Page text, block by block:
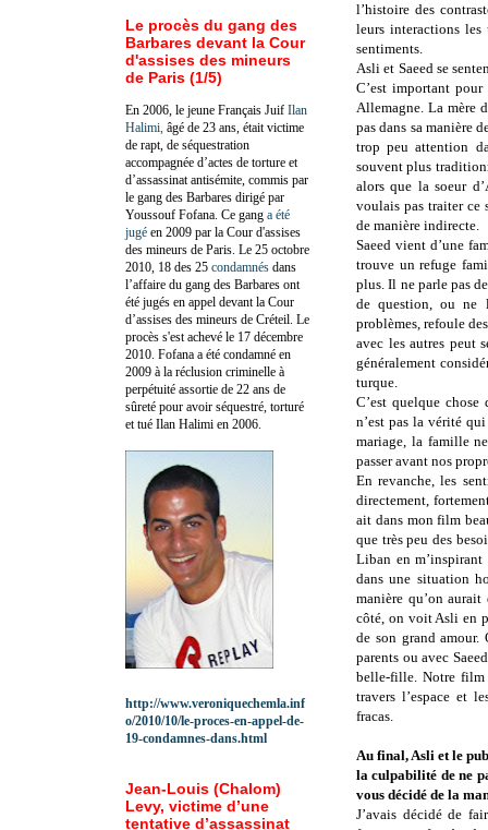
l’histoire des
leurs interactions
sentiments.
Asli et Saeed se
C’est important
Allemagne. La mère
pas dans sa manière
trop peu attention
souvent plus
alors que la soeur
voulais pas traiter ce
de manière indirecte.
Saeed vient d’une
trouve un refuge
plus. Il ne parle pas
de question, ou ne
problèmes, refoule
avec les autres peut
généralement
turque.
C’est quelque
n’est pas la vérité
mariage, la famille
passer avant nos
En revanche, les
directement,
ait dans mon film
que très peu des
Liban en
dans une situation
manière qu’on
côté, on voit Asli en
de son grand amour.
parents ou avec
belle-fille. Notre film
travers l’espace et
fracas.
Au final, Asli et le
la culpabilité de ne
vous décidé de la
J’avais décidé de
Le procès du gang des
Barbares devant la Cour
d'assises des mineurs
de Paris (1/5)
En 2006, le jeune Français Juif Ilan
Halimi, âgé de 23 ans, était victime
de rapt, de séquestration
accompagnée d’actes de torture et
d’assassinat antisémite, commis par
le gang des Barbares dirigé par
Youssouf Fofana. Ce gang a été
jugé en 2009 par la Cour d'assises
des mineurs de Paris. Le 25 octobre
2010, 18 des 25 condamnés dans
l’affaire du gang des Barbares ont
été jugés en appel devant la Cour
d’assises des mineurs de Créteil. Le
procès s'est achevé le 17 décembre
2010. Fofana a été condamné en
2009 à la réclusion criminelle à
perpétuité assortie de 22 ans de
sûreté pour avoir séquestré, torturé
et tué Ilan Halimi en 2006.
http://www.veroniquechemla.inf
o/2010/10/le-proces-en-appel-de-
19-condamnes-dans.html
Jean-Louis (Chalom)
Levy, victime d’une
tentative d’assassinat